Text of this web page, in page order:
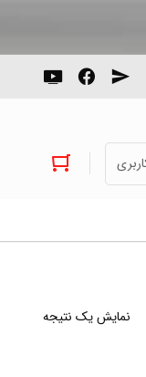
نمایش یک نتیجه